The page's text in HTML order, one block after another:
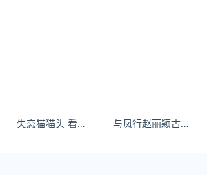
汇率 失恋猫猫头 看展穿搭分享｜法式少女感 - 小红书 与凤行赵丽颖古风剧照4K壁纸